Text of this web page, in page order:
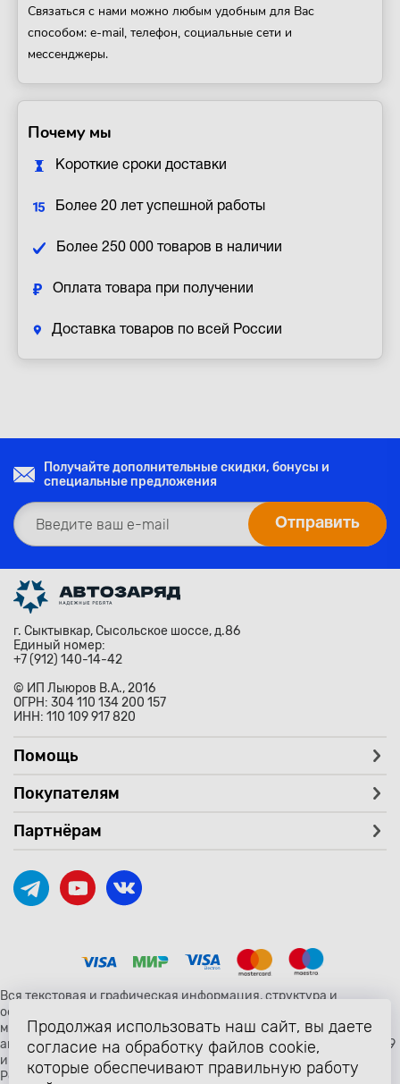
Связаться с нами можно любым удобным для Вас
способом: e-mail, телефон, социальные сети и
мессенджеры.
Почему мы
Короткие сроки доставки
Более 20 лет успешной работы
Более 250 000 товаров в наличии
Оплата товара при получении
Доставка товаров по всей России
Получайте дополнительные скидки, бонусы и
специальные предложения
г. Сыктывкар, Сысольское шоссе, д.86
Единый номер:
+7 (912) 140-14-42
© ИП Лыюров В.А., 2016
ОГРН: 304 110 134 200 157
ИНН: 110 109 917 820
Помощь
Покупателям
Партнёрам
Вся текстовая и графическая информация, структура и
оформление страницы avtozaryad.ru защищены российскими и
международными законами и соглашениями об охране
авторских прав и интеллектуальной собственности (статьи 1259
и 1260 главы 70 «Авторское право» Гражданского Кодекса
Российской Федерации от 18 декабря 2006 года N 230-ФЗ).
Продолжая использовать наш сайт, вы даете
согласие на обработку файлов cookie,
которые обеспечивают правильную работу